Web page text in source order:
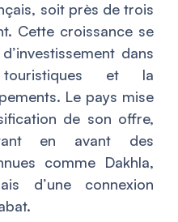
soit près de trois
Cette croissance se
dans
et la
Le pays mise
de son offre,
en avant des
comme Dakhla,
d’une connexion